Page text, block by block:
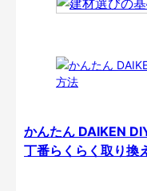
かんたん DAIKEN
丁番らくらく取り換